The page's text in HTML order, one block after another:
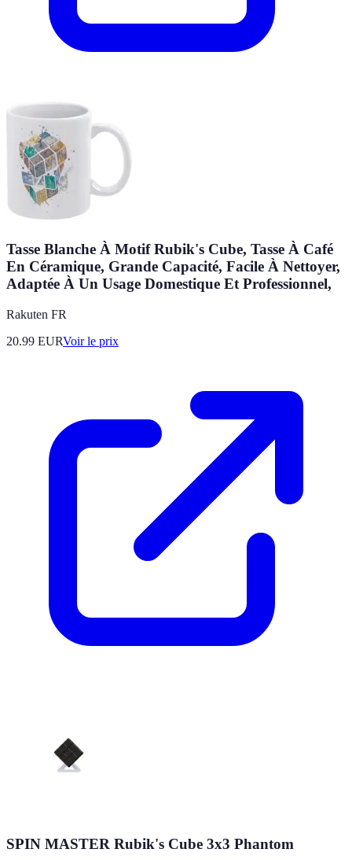
Tasse Blanche À Motif Rubik's Cube, Tasse À Café
En Céramique, Grande Capacité, Facile À Nettoyer,
Adaptée À Un Usage Domestique Et Professionnel,
Rakuten FR
20.99 EURVoir le prix
SPIN MASTER Rubik's Cube 3x3 Phantom